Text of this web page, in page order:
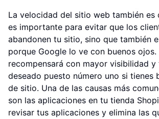
La velocidad del sitio web también es
es importante para evitar que los
abandonen tu sitio, sino que también
porque Google lo ve con buenos
recompensará con mayor visibilidad y
deseado puesto número uno si tienes
de sitio. Una de las causas más
son las aplicaciones en tu tienda
revisar tus aplicaciones y elimina las